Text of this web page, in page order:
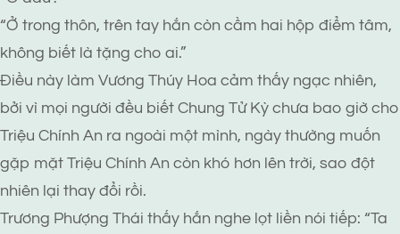
“Ở trong thôn, trên tay hắn còn cầm hai hộp điểm tâm,
không biết là tặng cho ai.”
Điều này làm Vương Thúy Hoa cảm thấy ngạc nhiên,
bởi vì mọi người đều biết Chung Tử Kỳ chưa bao giờ cho
Triệu Chính An ra ngoài một mình, ngày thường muốn
gặp mặt Triệu Chính An còn khó hơn lên trời, sao đột
nhiên lại thay đổi rồi.
Trương Phượng Thái thấy hắn nghe lọt liền nói tiếp: “Ta